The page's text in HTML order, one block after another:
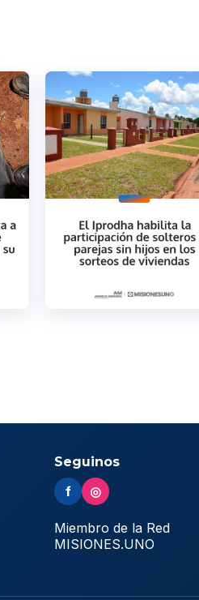
Seguinos
f ◎
Miembro de la Red
MISIONES.UNO